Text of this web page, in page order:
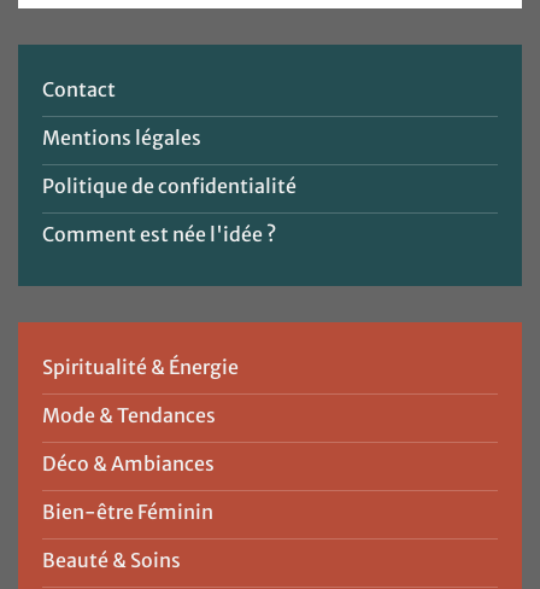
Contact
Mentions légales
Politique de confidentialité
Comment est née l'idée ?
Spiritualité & Énergie
Mode & Tendances
Déco & Ambiances
Bien-être Féminin
Beauté & Soins